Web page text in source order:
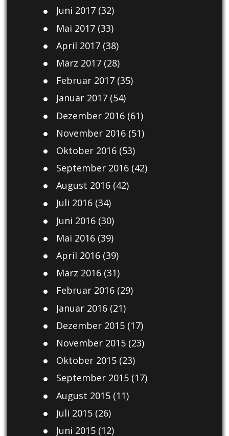
Juni 2017(32)
Mai 2017(33)
April 2017(38)
März 2017(28)
Februar 2017(35)
Januar 2017(54)
Dezember 2016(61)
November 2016(51)
Oktober 2016(53)
September 2016(42)
August 2016(42)
Juli 2016(34)
Juni 2016(30)
Mai 2016(39)
April 2016(39)
März 2016(31)
Februar 2016(29)
Januar 2016(21)
Dezember 2015(17)
November 2015(23)
Oktober 2015(23)
September 2015(17)
August 2015(11)
Juli 2015(26)
Juni 2015(12)